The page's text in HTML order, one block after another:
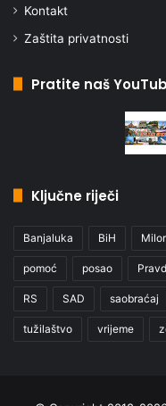
Kontakt
Zaštita privatnosti
Pratite naš
Ključne riječi
Banjaluka BiH
pomoć posao
RS SAD saobraćaj
tužilaštvo vrijeme